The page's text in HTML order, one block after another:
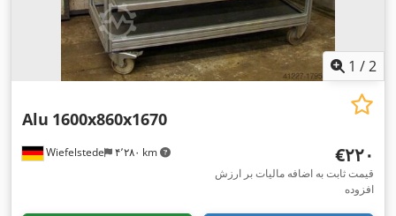
1 /2
Wiefelstede ۴٬۲۸۰ km
Alu 1600x860x1670
‎€۲۲۰
قیمت ثابت به اضافه مالیات بر ارزش
افزوده